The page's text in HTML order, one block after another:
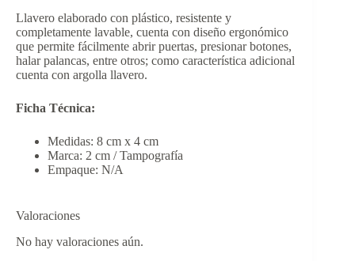
Llavero elaborado con plástico, resistente y
completamente lavable, cuenta con diseño ergonómico
que permite fácilmente abrir puertas, presionar botones,
halar palancas, entre otros; como característica adicional
cuenta con argolla llavero.
Ficha Técnica:
Medidas: 8 cm x 4 cm
Marca: 2 cm / Tampografía
Empaque: N/A
Valoraciones
No hay valoraciones aún.